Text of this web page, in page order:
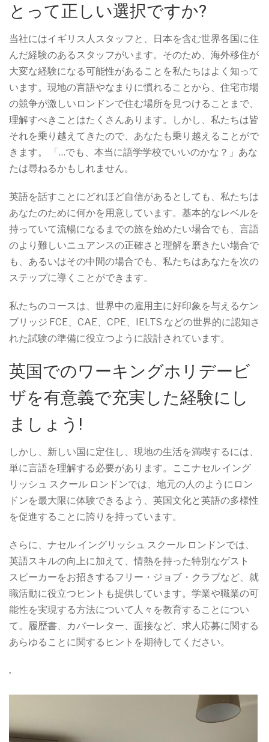
とって正しい選択ですか?
当社にはイギリス人スタッフと、日本を含む世界各国に住
んだ経験のあるスタッフがいます。そのため、海外移住が
大変な経験になる可能性があることを私たちはよく知って
います。現地の言語やなまりに慣れることから、住宅市場
の競争が激しいロンドンで住む場所を見つけることまで、
理解すべきことはたくさんあります。しかし、私たちは皆
それを乗り越えてきたので、あなたも乗り越えることがで
きます。 「…でも、本当に語学学校でいいのかな？」あな
たは尋ねるかもしれません。
英語を話すことにどれほど自信があるとしても、私たちは
あなたのために何かを用意しています。基本的なレベルを
持っていて流暢になるまでの旅を始めたい場合でも、言語
のより難しいニュアンスの正確さと理解を磨きたい場合で
も、あるいはその中間の場合でも、私たちはあなたを次の
ステップに導くことができます。
私たちのコースは、世界中の雇用主に好印象を与えるケン
ブリッジ FCE、CAE、CPE、IELTS などの世界的に認知さ
れた試験の準備に役立つように設計されています。
英国でのワーキングホリデービ
ザを有意義で充実した経験にし
ましょう!
しかし、新しい国に定住し、現地の生活を満喫するには、
単に言語を理解する必要があります。ここナセル イング
リッシュ スクール ロンドンでは、地元の人のようにロン
ドンを最大限に体験できるよう、英国文化と英語の多様性
を促進することに誇りを持っています。
さらに、ナセル イングリッシュ スクール ロンドンでは、
英語スキルの向上に加えて、情熱を持った特別なゲスト
スピーカーをお招きするフリー・ジョブ・クラブなど、就
職活動に役立つヒントも提供しています。学業や職業の可
能性を実現する方法について人々を教育することについ
て。履歴書、カバーレター、面接など、求人応募に関する
あらゆることに関するヒントを期待してください。
.